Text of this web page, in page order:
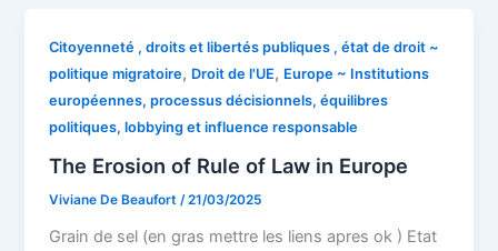
Citoyenneté , droits et libertés publiques , état de droit ~
politique migratoire, Droit de l'UE, Europe ~ Institutions
européennes, processus décisionnels, équilibres
politiques, lobbying et influence responsable
The Erosion of Rule of Law in Europe
Viviane De Beaufort /21/03/2025
Grain de sel (en gras mettre les liens apres ok ) Etat